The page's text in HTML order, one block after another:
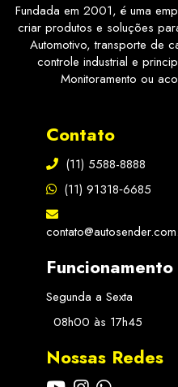
Fundada em 2001, é uma
criar produtos e soluções
Automotivo, transporte de
controle industrial e
Monitoramento ou
Contato
(11) 5588-8888
(11) 91318‑6685
Funcionamento
Segunda a Sexta
08h00 às 17h45
Nossas Redes